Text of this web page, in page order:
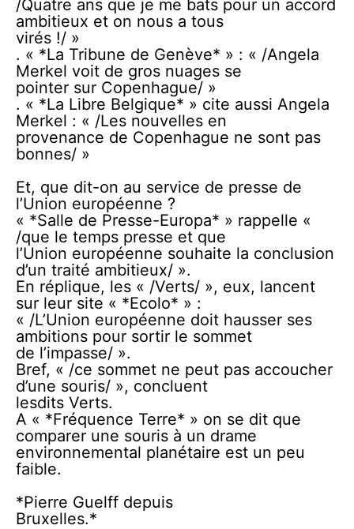
/Quatre ans que je me bats pour un accord
ambitieux et on nous a tous
virés !/ »
. « *La Tribune de Genève* » : « /Angela
Merkel voit de gros nuages se
pointer sur Copenhague/ »
. « *La Libre Belgique* » cite aussi Angela
Merkel : « /Les nouvelles en
provenance de Copenhague ne sont pas
bonnes/ »
Et, que dit-on au service de presse de
l’Union européenne ?
« *Salle de Presse-Europa* » rappelle «
/que le temps presse et que
l’Union européenne souhaite la conclusion
d’un traité ambitieux/ ».
En réplique, les « /Verts/ », eux, lancent
sur leur site « *Ecolo* » :
« /L’Union européenne doit hausser ses
ambitions pour sortir le sommet
de l’impasse/ ».
Bref, « /ce sommet ne peut pas accoucher
d’une souris/ », concluent
lesdits Verts.
A « *Fréquence Terre* » on se dit que
comparer une souris à un drame
environnemental planétaire est un peu
faible.
*Pierre Guelff depuis
Bruxelles.*